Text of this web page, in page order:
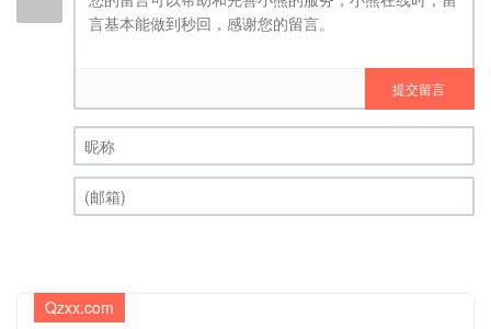
提交留言
昵称 (必填)
Qzxx.com